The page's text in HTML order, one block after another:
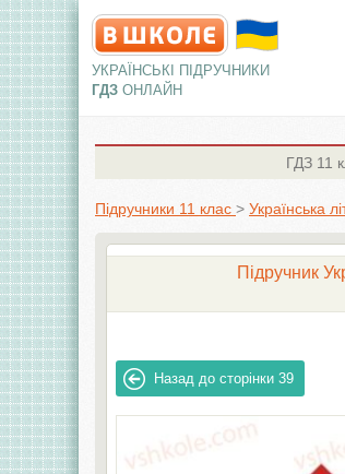
УКРАЇНСЬКІ ПІДРУЧНИКИ
ГДЗ ОНЛАЙН
ГДЗ11
Підручники 11 клас > Українська
Підручник
Назад до сторінки 39